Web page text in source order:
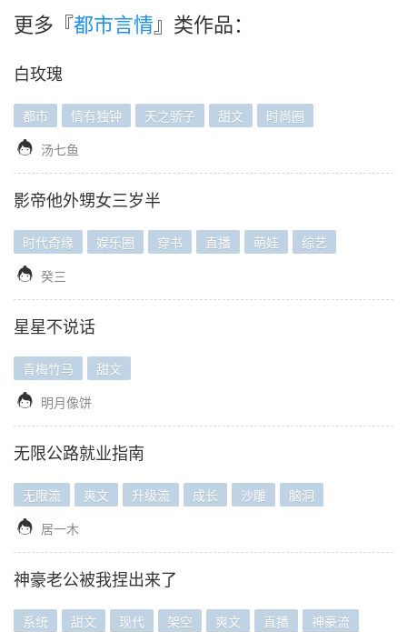
更多『都市言情』类作品：
白玫瑰
都市 情有独钟 天之骄子 甜文 时尚圈
 汤七鱼
影帝他外甥女三岁半
时代奇缘 娱乐圈 穿书 直播 萌娃 综艺
 癸三
星星不说话
青梅竹马 甜文
 明月像饼
无限公路就业指南
无限流 爽文 升级流 成长 沙雕 脑洞
 居一木
神豪老公被我捏出来了
系统 甜文 现代 架空 爽文 直播 神豪流